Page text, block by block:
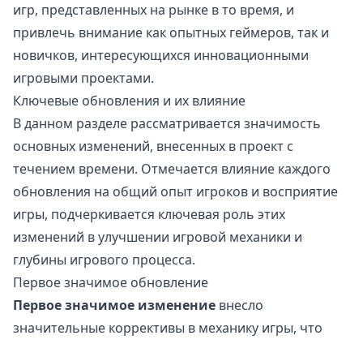
игр, представленных на рынке в то время, и
привлечь внимание как опытных геймеров, так и
новичков, интересующихся инновационными
игровыми проектами.
Ключевые обновления и их влияние
В данном разделе рассматривается значимость
основных изменений, внесенных в проект с
течением времени. Отмечается влияние каждого
обновления на общий опыт игроков и восприятие
игры, подчеркивается ключевая роль этих
изменений в улучшении игровой механики и
глубины игрового процесса.
Первое значимое обновление
Первое значимое изменение внесло
значительные коррективы в механику игры, что